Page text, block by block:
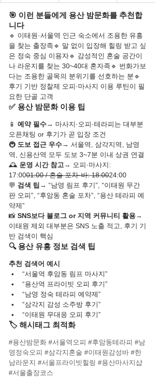
🎯 이런 분들에게 용산 밤문화를 추천합
니다
🔹 이태원·서울역 인근 숙소에서 조용한 유흥
을 찾는 출장족🔹 말 없이 입장해 힐링 받고 싶
은 정숙 중심 이용자🔹 감성적인 혼술 공간이
나 라운지를 찾는 30~40대 혼자족🔹 번화가보
다는 조용한 골목의 분위기를 선호하는 분🔹
후기 기반 정찰제 오피·마사지 이용 루틴이 필
요한 단골 고객
✅ 용산 밤문화 이용 팁
📱 예약 필수→ 마사지·오피·테라피는 대부분
오픈채팅 or 후기가 곧 입장 조건
🚇 도보 접근 우수→ 서울역, 삼각지역, 남영
역, 신용산역 모두 도보 3~7분 이내 상권 연결
🕰️ 운영 시간 참고→ 오피·마사지:
17:0001:00 / 혼술 포차·바: 18:0024:00
💬 검색 팁 → “남영 림프 후기”, “이태원 무간
판 오피”, “후암동 혼술 포차”, “용산 테라피 예
약제”
📸 SNS보다 블로그 or 지역 커뮤니티 활용→
이태원 제외 대부분은 SNS 노출 적고, 후기 기
반 검색이 핵심
🔍 용산 유흥 정보 검색 팁
추천 검색어 예시
“서울역 후암동 림프 마사지”
“용산역 프라이빗 오피 후기”
“남영 정숙 테라피 예약제”
“삼각지 감성 소주방 후기”
“이태원 무대응 오피 후기”
🏷️ 해시태그 최적화
#용산밤문화 #서울역오피 #후암동테라피 #남
영정숙오피 #삼각지혼술 #이태원감성바 #한
남라운지 #서울프라이빗힐링 #용산마사지샵
#서울출장코스